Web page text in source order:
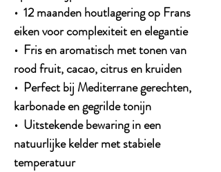
• 12 maanden houtlagering op Frans
eiken voor complexiteit en elegantie
• Fris en aromatisch met tonen van
rood fruit, cacao, citrus en kruiden
• Perfect bij Mediterrane gerechten,
karbonade en gegrilde tonijn
• Uitstekende bewaring in een
natuurlijke kelder met stabiele
temperatuur